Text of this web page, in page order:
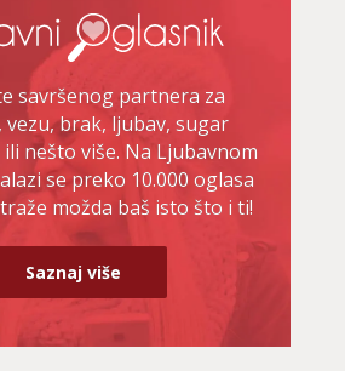
savršenog partnera za
vezu, brak, ljubav, sugar
nešto više. Na Ljubavnom
se preko 10.000 oglasa
možda baš isto što i ti!
Saznaj više